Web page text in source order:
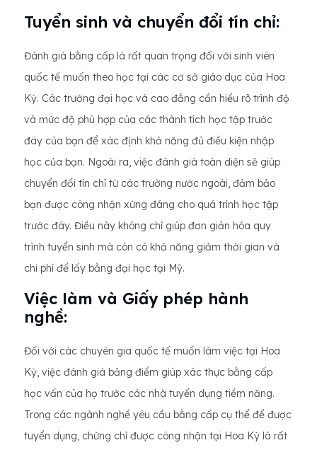
Tuyển sinh và chuyển đổi tín chỉ:
Đánh giá bằng cấp là rất quan trọng đối với sinh viên
quốc tế muốn theo học tại các cơ sở giáo dục của Hoa
Kỳ. Các trường đại học và cao đẳng cần hiểu rõ trình độ
và mức độ phù hợp của các thành tích học tập trước
đây của bạn để xác định khả năng đủ điều kiện nhập
học của bạn. Ngoài ra, việc đánh giá toàn diện sẽ giúp
chuyển đổi tín chỉ từ các trường nước ngoài, đảm bảo
bạn được công nhận xứng đáng cho quá trình học tập
trước đây. Điều này không chỉ giúp đơn giản hóa quy
trình tuyển sinh mà còn có khả năng giảm thời gian và
chi phí để lấy bằng đại học tại Mỹ.
Việc làm và Giấy phép hành
nghề:
Đối với các chuyên gia quốc tế muốn làm việc tại Hoa
Kỳ, việc đánh giá bảng điểm giúp xác thực bằng cấp
học vấn của họ trước các nhà tuyển dụng tiềm năng.
Trong các ngành nghề yêu cầu bằng cấp cụ thể để được
tuyển dụng, chứng chỉ được công nhận tại Hoa Kỳ là rất